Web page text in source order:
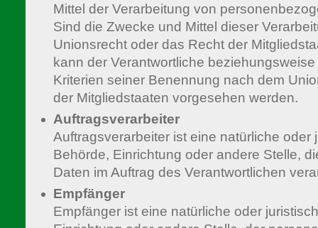
Mittel der Verarbeitung von
Sind die Zwecke und Mittel dieser
Unionsrecht oder das Recht der
kann der Verantwortliche
Kriterien seiner Benennung nach dem
der Mitgliedstaaten vorgesehen werden.
Auftragsverarbeiter
Auftragsverarbeiter ist eine natürliche oder
Behörde, Einrichtung oder andere Stelle,
Daten im Auftrag des Verantwortlichen
Empfänger
Empfänger ist eine natürliche oder